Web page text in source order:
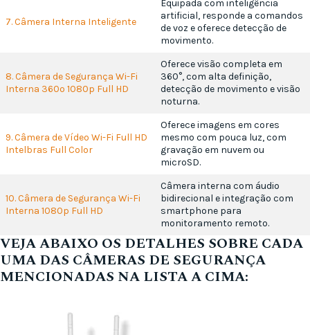
7. Câmera Interna Inteligente
Equipada com inteligência
artificial, responde a comandos
de voz e oferece detecção de
movimento.
8. Câmera de Segurança Wi-Fi
Interna 360º 1080p Full HD
Oferece visão completa em
360°, com alta definição,
detecção de movimento e visão
noturna.
9. Câmera de Vídeo Wi-Fi Full HD
Intelbras Full Color
Oferece imagens em cores
mesmo com pouca luz, com
gravação em nuvem ou
microSD.
10. Câmera de Segurança Wi-Fi
Interna 1080p Full HD
Câmera interna com áudio
bidirecional e integração com
smartphone para
monitoramento remoto.
VEJA ABAIXO OS DETALHES SOBRE CADA
UMA DAS CÂMERAS DE SEGURANÇA
MENCIONADAS NA LISTA A CIMA: